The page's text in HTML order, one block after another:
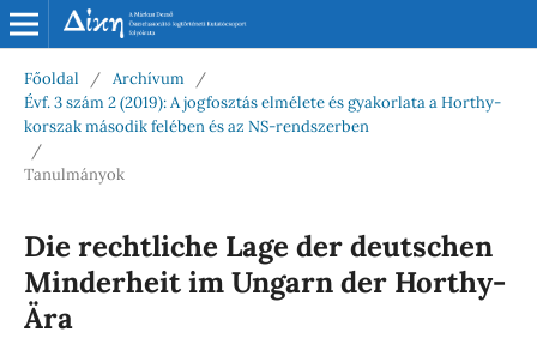
Főoldal / Archívum
/
Évf. 3 szám 2 (2019): A jogfosztás elmélete és gyakorlata a Horthy-
korszak második felében és az NS-rendszerben
/
Tanulmányok
Die rechtliche Lage der deutschen
Minderheit im Ungarn der Horthy-
Ära